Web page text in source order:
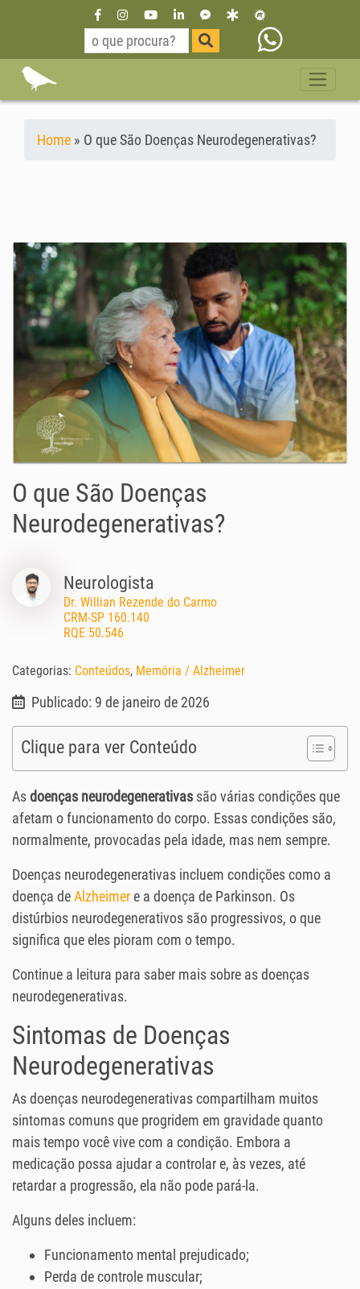
Home » O que São Doenças Neurodegenerativas?
O que São Doenças
Neurodegenerativas?
Neurologista
Dr. Willian Rezende do Carmo
CRM-SP 160.140
RQE 50.546
Categorias: Conteúdos, Memória / Alzheimer
Publicado: 9 de janeiro de 2026
Clique para ver Conteúdo
Asdoenças neurodegenerativas são várias condições que
afetam o funcionamento do corpo. Essas condições são,
normalmente, provocadas pela idade, mas nem sempre.
Doenças neurodegenerativas incluem condições como a
doença deAlzheimer e a doença de Parkinson. Os
distúrbios neurodegenerativos são progressivos, o que
significa que eles pioram com o tempo.
Continue a leitura para saber mais sobre as doenças
neurodegenerativas.
Sintomas de Doenças
Neurodegenerativas
As doenças neurodegenerativas compartilham muitos
sintomas comuns que progridem em gravidade quanto
mais tempo você vive com a condição. Embora a
medicação possa ajudar a controlar e, às vezes, até
retardar a progressão, ela não pode pará-la.
Alguns deles incluem:
Funcionamento mental prejudicado;
Perda de controle muscular;